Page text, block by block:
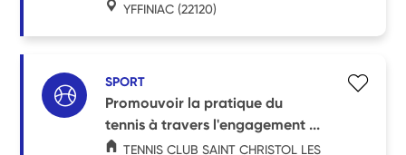
YFFINIAC (22120)
SPORT
Promouvoir la pratique du
tennis à travers l'engagement ...
TENNIS CLUB SAINT CHRISTOL LES